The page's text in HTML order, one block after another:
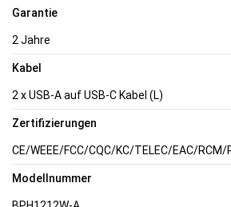
Garantie
2 Jahre
Kabel
2 x USB-A auf USB-C Kabel (L)
Zertifizierungen
CE/WEEE/FCC/CQC/KC/TELEC/EAC/
Modellnummer